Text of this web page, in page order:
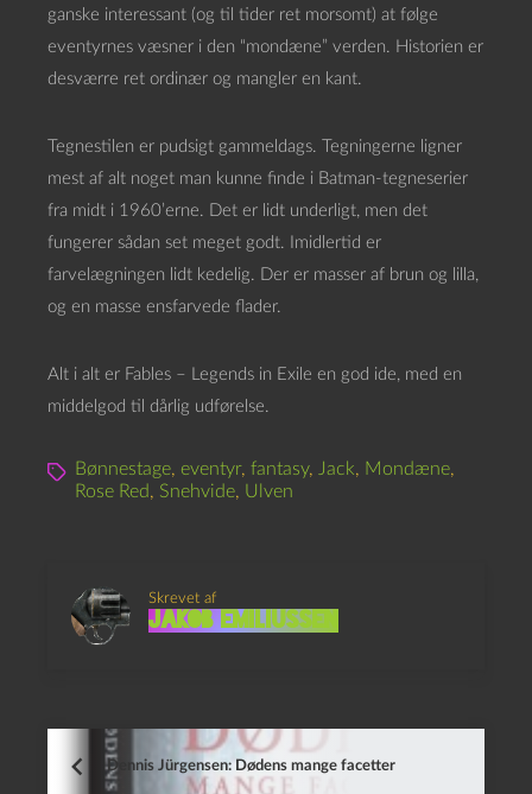
ganske interessant (og til tider ret morsomt) at følge
eventyrnes væsner i den “mondæne” verden. Historien er
desværre ret ordinær og mangler en kant.
Tegnestilen er pudsigt gammeldags. Tegningerne ligner
mest af alt noget man kunne finde i Batman-tegneserier
fra midt i 1960’erne. Det er lidt underligt, men det
fungerer sådan set meget godt. Imidlertid er
farvelægningen lidt kedelig. Der er masser af brun og lilla,
og en masse ensfarvede flader.
Alt i alt er Fables – Legends in Exile en god ide, med en
middelgod til dårlig udførelse.
Bønnestage, eventyr, fantasy, Jack, Mondæne,
Rose Red, Snehvide, Ulven
Skrevet af
Jakob Emiliussen
Dennis Jürgensen: Dødens mange facetter